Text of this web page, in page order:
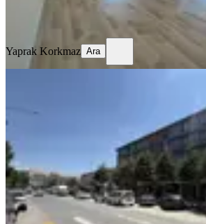
Yaprak Korkmaz Ara
Remax Dem'den
Eşyalı Kiralık 1+1
Merkez, Kızılay Mahallesi
70 m²·1. Kat ·
22.000 ₺
REMAX DEMBurak Yıldız